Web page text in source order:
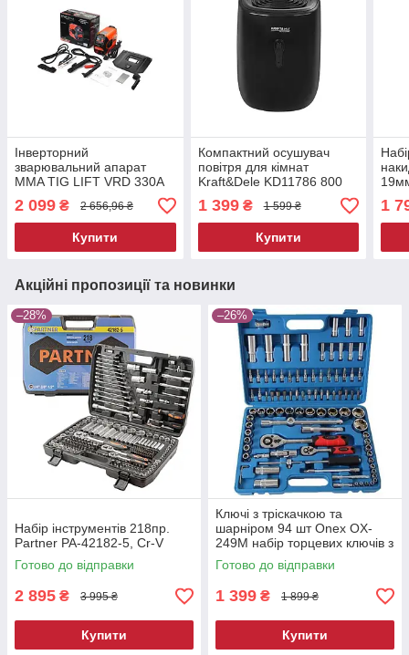
Інверторний
зварювальний апарат
MMA TIG LIFT VRD 330А
для дому Kraft&Dele
KD1785
2 099 ₴ 2 656,96 ₴
Купити
Компактний осушувач
повітря для кімнат
Kraft&Dele KD11786 800
мл осушувач для
зниження вологості
1 399₴ 1 599 ₴
Купити
1
Акційні пропозиції та новинки
–28%
Набір інструментів 218пр.
Partner PA-42182-5, Cr-V
Готово до відправки
2 895 ₴ 3 995 ₴
Купити
–26%
Ключі з тріскачкою та
шарніром 94 шт Onex OX-
249M набір торцевих ключів з
тріскачкою
Готово до відправки
1 399 ₴ 1 899 ₴
Купити